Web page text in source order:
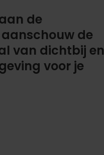
de
de
van dichtbij en
voor je